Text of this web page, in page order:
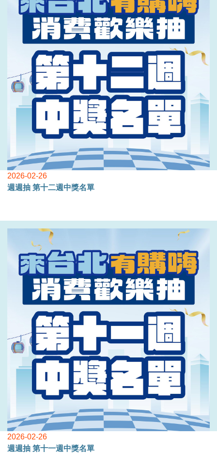
2026-02-26
週週抽 第十二週中獎名單
2026-02-26
週週抽 第十一週中獎名單